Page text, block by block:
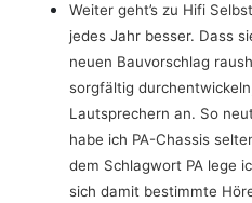
Weiter geht’s zu Hifi
jedes Jahr besser. Dass
neuen Bauvorschlag
sorgfältig
Lautsprechern an. So
habe ich PA-Chassis
dem Schlagwort PA lege
sich damit bestimmte